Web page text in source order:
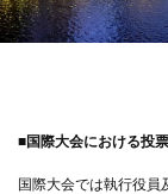
■国際大会における投票
国際大会では執行役